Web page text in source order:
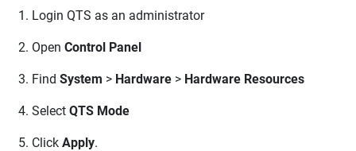
Login QTS as an administrator
Open Control Panel
Find System > Hardware > Hardware Resources
Select QTS Mode
Click Apply.